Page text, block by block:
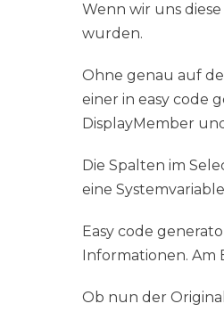
Wenn wir uns
wurden.
Ohne genau auf
einer in easy code
DisplayMember
Die Spalten im
eine
Easy code
Informationen. Am
Ob nun der